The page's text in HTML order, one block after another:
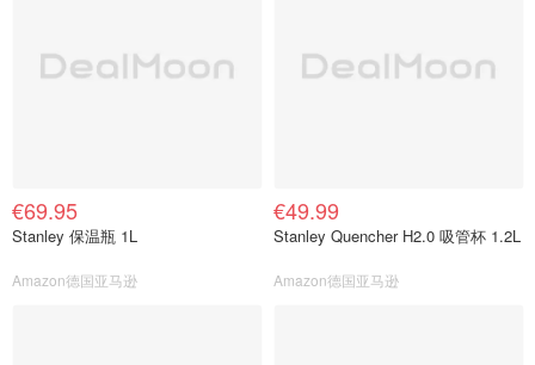
€69.95
Stanley 保温瓶 1L
Amazon德国亚马逊
€49.99
Stanley Quencher H2.0 吸管杯 1.2L
Amazon德国亚马逊